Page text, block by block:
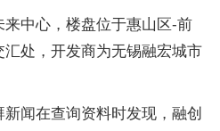
中心，楼盘位于惠山区-前
处，开发商为无锡融宏城市
闻在查询资料时发现，融创